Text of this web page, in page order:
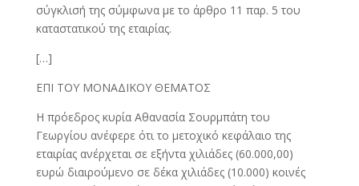
σύγκλισή της σύμφωνα με το άρθρο 11 παρ. 5 του
καταστατικού της εταιρίας.
[…]
ΕΠΙ ΤΟΥ ΜΟΝΑΔΙΚΟΥ ΘΕΜΑΤΟΣ
Η πρόεδρος κυρία Αθανασία Σουρμπάτη του
Γεωργίου ανέφερε ότι το μετοχικό κεφάλαιο της
εταιρίας ανέρχεται σε εξήντα χιλιάδες (60.000,00)
ευρώ διαιρούμενο σε δέκα χιλιάδες (10.000) κοινές